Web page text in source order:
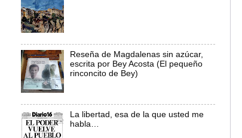
Reseña de Magdalenas sin azúcar,
escrita por Bey Acosta (El pequeño
rinconcito de Bey)
La libertad, esa de la que usted me
habla…